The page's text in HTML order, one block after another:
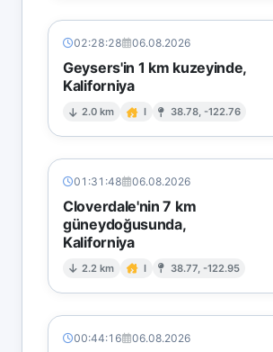
02:28:28 06.08.2026
Geysers'in 1 km kuzeyinde,
Kaliforniya
2.0 km I 38.78, -122.76
01:31:48 06.08.2026
Cloverdale'nin 7 km
güneydoğusunda,
Kaliforniya
2.2 km I 38.77, -122.95
00:44:16 06.08.2026